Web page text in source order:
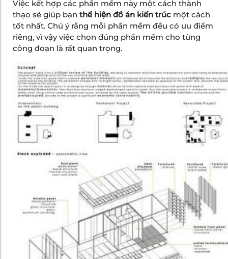
Việc kết hợp các phần mềm này một cách thành
thạo sẽ giúp bạn thể hiện đồ án kiến trúc một cách
tốt nhất. Chú ý rằng mỗi phần mềm đều có ưu điểm
riêng, vì vậy việc chọn đúng phần mềm cho từng
công đoạn là rất quan trọng.